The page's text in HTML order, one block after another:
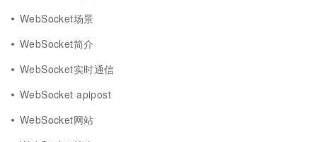
WebSocket场景
WebSocket简介
WebSocket实时通信
WebSocket apipost
WebSocket网站